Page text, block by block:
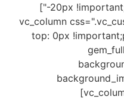
-20px !important;padding-top: 0px !important;}"]
[vc_column
top: 0px
el_id="popmake-